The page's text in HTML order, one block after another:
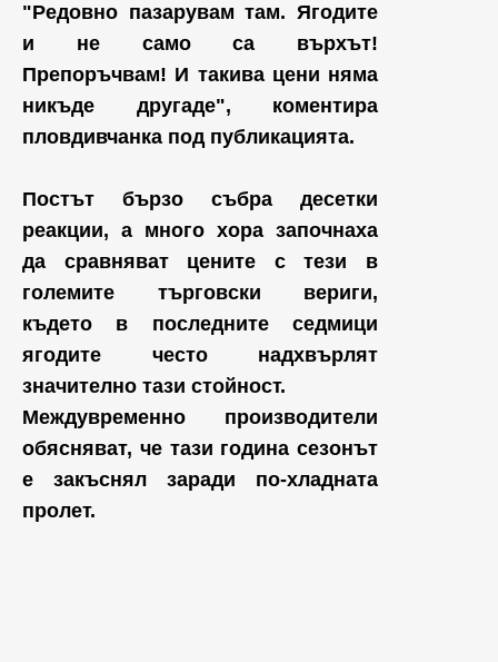
"Редовно пазарувам там. Ягодите
и не само са върхът!
Препоръчвам! И такива цени няма
никъде другаде", коментира
пловдивчанка под публикацията.
Постът бързо събра десетки
реакции, а много хора започнаха
да сравняват цените с тези в
големите търговски вериги,
където в последните седмици
ягодите често надхвърлят
значително тази стойност.
Междувременно производители
обясняват, че тази година сезонът
е закъснял заради по-хладната
пролет.